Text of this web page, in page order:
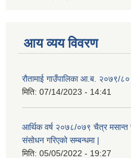
आय व्यय विवरण
रौतामाई गाउँपालिका आ.ब. २०७९/
मिति: 07/14/2023 - 14:41
आर्थिक वर्ष २०७८/०७९ चैत्र
संसोधन गरिएको सम्बन्धमा |
मिति: 05/05/2022 - 19:27